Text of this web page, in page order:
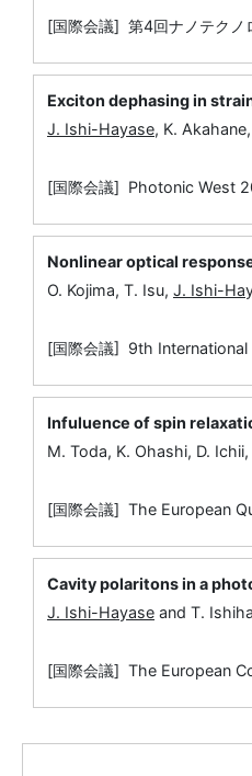
[国際会議] 第4回ナノテク
Exciton dephasing in
J. Ishi-Hayase, K.
[国際会議] Photonic West
Nonlinear optical
O. Kojima, T. Isu, J. Ishi-
[国際会議] 9th
Infuluence of spin
M. Toda, K. Ohashi, D.
[国際会議] The European
Cavity polaritons in a
J. Ishi-Hayase and T.
[国際会議] The European